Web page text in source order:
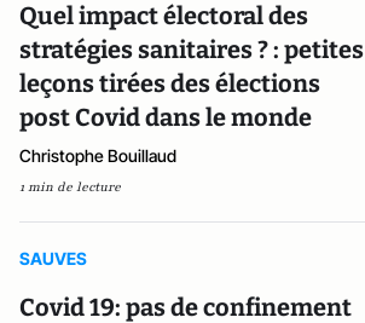
Quel impact électoral des
stratégies sanitaires ? : petites
leçons tirées des élections
post Covid dans le monde
Christophe Bouillaud
1 min de lecture
SAUVES
Covid 19: pas de confinement